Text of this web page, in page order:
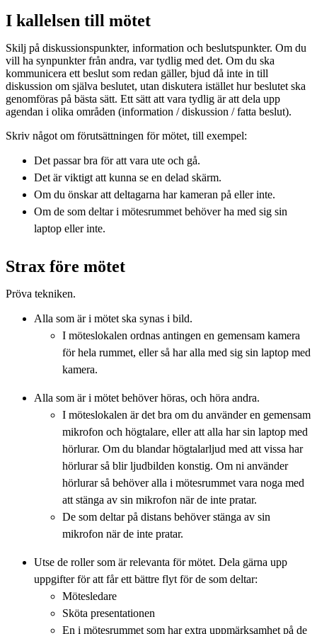
I kallelsen till mötet
Skilj på diskussionspunkter, information och beslutspunkter. Om du
vill ha synpunkter från andra, var tydlig med det. Om du ska
kommunicera ett beslut som redan gäller, bjud då inte in till
diskussion om själva beslutet, utan diskutera istället hur beslutet ska
genomföras på bästa sätt. Ett sätt att vara tydlig är att dela upp
agendan i olika områden (information / diskussion / fatta beslut).
Skriv något om förutsättningen för mötet, till exempel:
Det passar bra för att vara ute och gå.
Det är viktigt att kunna se en delad skärm.
Om du önskar att deltagarna har kameran på eller inte.
Om de som deltar i mötesrummet behöver ha med sig sin
laptop eller inte.
Strax före mötet
Pröva tekniken.
Alla som är i mötet ska synas i bild.
I möteslokalen ordnas antingen en gemensam kamera
för hela rummet, eller så har alla med sig sin laptop med
kamera.
Alla som är i mötet behöver höras, och höra andra.
I möteslokalen är det bra om du använder en gemensam
mikrofon och högtalare, eller att alla har sin laptop med
hörlurar. Om du blandar högtalarljud med att vissa har
hörlurar så blir ljudbilden konstig. Om ni använder
hörlurar så behöver alla i mötesrummet vara noga med
att stänga av sin mikrofon när de inte pratar.
De som deltar på distans behöver stänga av sin
mikrofon när de inte pratar.
Utse de roller som är relevanta för mötet. Dela gärna upp
uppgifter för att får ett bättre flyt för de som deltar:
Mötesledare
Sköta presentationen
En i mötesrummet som har extra uppmärksamhet på de